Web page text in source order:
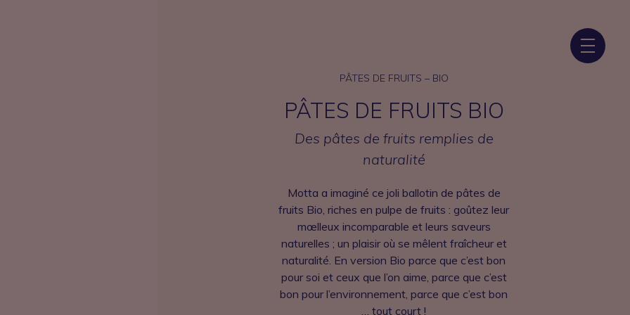
PÂTES DE FRUITS – BIO
PÂTES DE FRUITS BIO
Des pâtes de fruits remplies de
naturalité
Motta a imaginé ce joli ballotin de pâtes de
fruits Bio, riches en pulpe de fruits : goûtez leur
mœlleux incomparable et leurs saveurs
naturelles ; un plaisir où se mêlent fraîcheur et
naturalité. En version Bio parce que c’est bon
pour soi et ceux que l’on aime, parce que c’est
bon pour l’environnement, parce que c’est bon
… tout court !